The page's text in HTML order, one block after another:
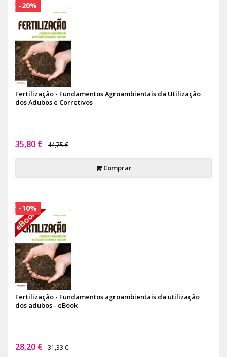
Fertilização - Fundamentos Agroambientais da Utilização
dos Adubos e Corretivos
35,80 € 44,75 €
Comprar
-20%
Fertilização - Fundamentos agroambientais da utilização
dos adubos - eBook
28,20 € 31,33 €
-10%